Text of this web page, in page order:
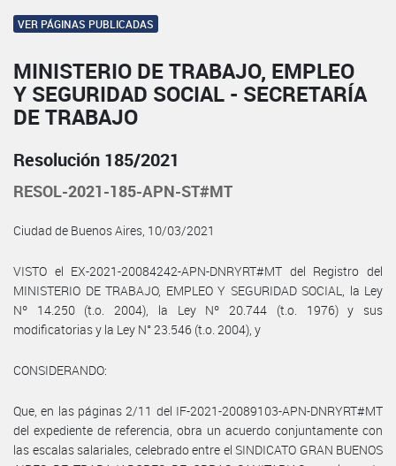
VER PÁGINAS PUBLICADAS
MINISTERIO DE TRABAJO, EMPLEO
Y SEGURIDAD SOCIAL - SECRETARÍA
DE TRABAJO
Resolución 185/2021
RESOL-2021-185-APN-ST#MT
Ciudad de Buenos Aires, 10/03/2021
VISTO el EX-2021-20084242-APN-DNRYRT#MT del Registro del
MINISTERIO DE TRABAJO, EMPLEO Y SEGURIDAD SOCIAL, la Ley
Nº 14.250 (t.o. 2004), la Ley Nº 20.744 (t.o. 1976) y sus
modificatorias y la Ley N° 23.546 (t.o. 2004), y
CONSIDERANDO:
Que, en las páginas 2/11 del IF-2021-20089103-APN-DNRYRT#MT
del expediente de referencia, obra un acuerdo conjuntamente con
las escalas salariales, celebrado entre el SINDICATO GRAN BUENOS